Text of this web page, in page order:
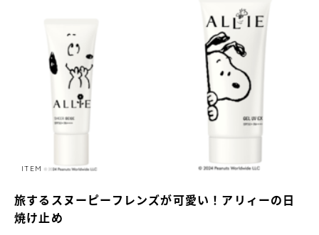
ITEM
旅するスヌーピーフレンズが可愛い！アリィーの日
焼け止め